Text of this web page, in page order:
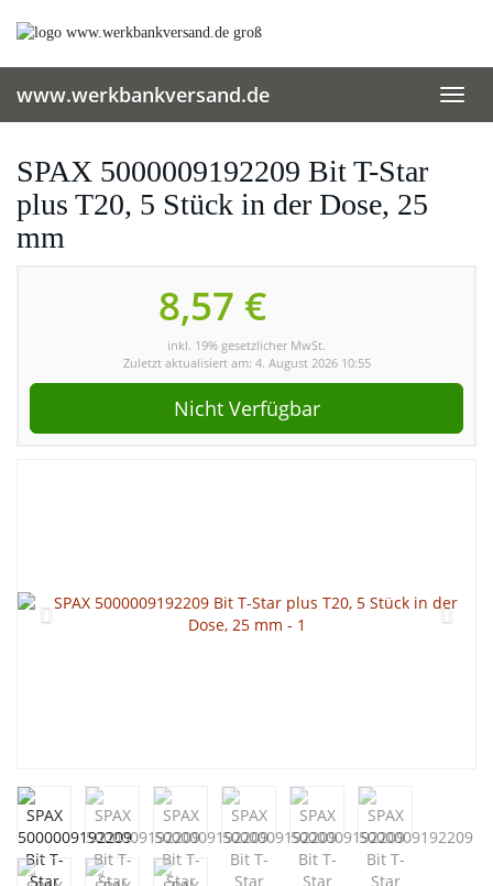
www.werkbankversand.de
SPAX 5000009192209 Bit T-Star
plus T20, 5 Stück in der Dose, 25
mm
8,57 €
inkl. 19% gesetzlicher MwSt.
Zuletzt aktualisiert am: 4. August 2026 10:55
Nicht Verfügbar